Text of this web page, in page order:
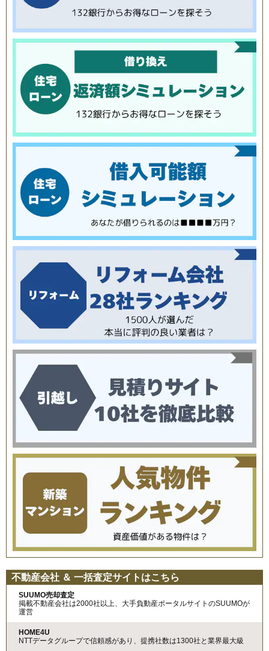
不動産会社 ＆ 一括査定サイトはこちら
SUUMO売却査定
掲載不動産会社は2000社以上、大手負動産ポータルサイトのSUUMOが
運営
HOME4U
NTTデータグループで信頼感があり、提携社数は1300社と業界最大級